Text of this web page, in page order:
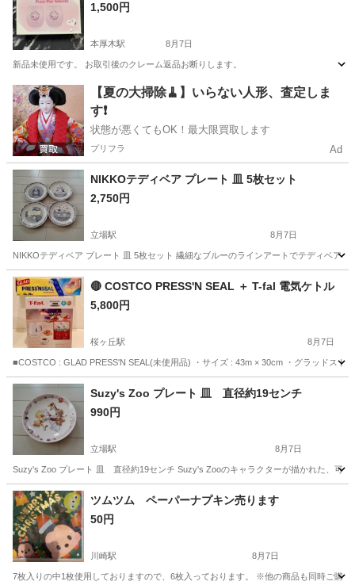
1,500円
本厚木駅 8月7日
新品未使用です。 お取引後のクレーム返品お断りします。
神奈川 本厚木駅 食器 グラス
【夏の大掃除🧹】いらない人形、査定しま
す❗️
状態が悪くてもOK！最大限買取します
プリフラ Ad
NIKKOテディベア プレート 皿 5枚セット
2,750円
立場駅 8月7日
NIKKOテディベア プレート 皿 5枚セット 繊細なブルーのラインアートでテディベア
神奈川 横浜市
🔴 COSTCO PRESS'N SEAL ＋ T-fal 電気ケトル
5,800円
桜ヶ丘駅 8月7日
■COSTCO : GLAD PRESS'N SEAL(未使用品) ・サイズ : 43m × 30cm ・グラッドス
神奈川 大和市 食器 ウェッジウッド
Suzy's Zoo プレート 皿 直径約19センチ
990円
立場駅 8月7日
Suzy's Zoo プレート 皿 直径約19センチ Suzy's Zooのキャラクターが描かれた、可
神奈川 横浜市 立場駅
ツムツム ペーパーナプキン売ります
50円
川崎駅 8月7日
7枚入りの中1枚使用しておりますので、6枚入っております。 ※他の商品も同時ご購